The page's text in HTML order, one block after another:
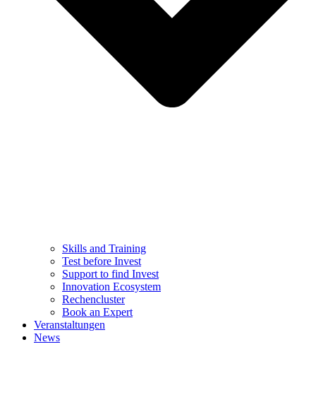
Skills and Training
Test before Invest
Support to find Invest
Innovation Ecosystem
Rechencluster​
Book an Expert
Veranstaltungen
News